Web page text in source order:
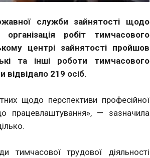
служби зайнятості щодо
робіт тимчасового
центрі зайнятості пройшов
та інші роботи тимчасового
відвідало 219 осіб.
щодо перспективи професійної
працевлаштування», — зазначила
тимчасової трудової діяльності